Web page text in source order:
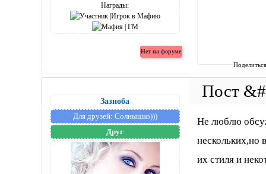
Награды:
Зазноба
Для друзей: Солнышко)))
Друг
Не люблю
нескольких,но
их стиля и